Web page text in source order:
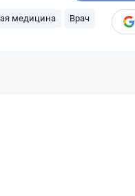
медицина Врач